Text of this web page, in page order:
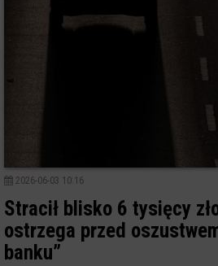
2026-06-03 10:16
Stracił blisko 6 tysięcy
ostrzega przed
banku”